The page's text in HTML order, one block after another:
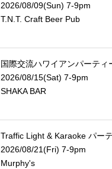
2026/08/09(Sun) 7-9pm
T.N.T. Craft Beer Pub
国際交流ハワイアンパーティ
2026/08/15(Sat) 7-9pm
SHAKA BAR
Traffic Light & Karaoke パー
2026/08/21(Fri) 7-9pm
Murphy's